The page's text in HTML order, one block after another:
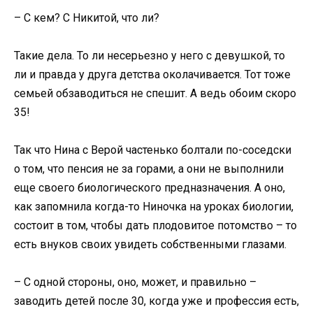
– С кем? С Никитой, что ли?
Такие дела. То ли несерьезно у него с девушкой, то
ли и правда у друга детства околачивается. Тот тоже
семьей обзаводиться не спешит. А ведь обоим скоро
35!
Так что Нина с Верой частенько болтали по-соседски
о том, что пенсия не за горами, а они не выполнили
еще своего биологического предназначения. А оно,
как запомнила когда-то Ниночка на уроках биологии,
состоит в том, чтобы дать плодовитое потомство – то
есть внуков своих увидеть собственными глазами.
– С одной стороны, оно, может, и правильно –
заводить детей после 30, когда уже и профессия есть,